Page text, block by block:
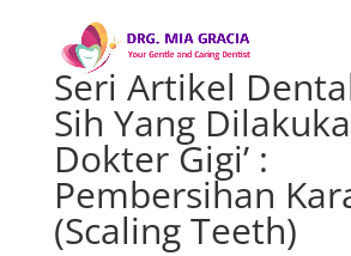
Seri Artikel
Sih Yang
Dokter Gigi’ :
Pembersihan
(Scaling Teeth)